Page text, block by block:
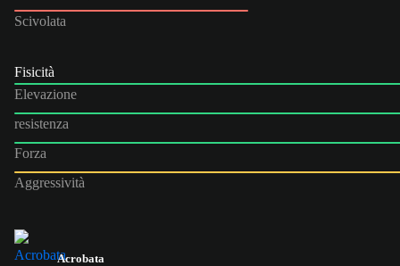
Scivolata
Fisicità
Elevazione
resistenza
Forza
Aggressività
Acrobata